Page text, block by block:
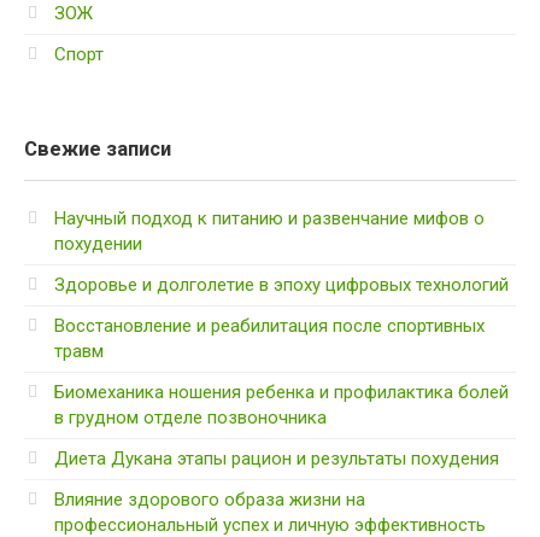
ЗОЖ
Спорт
Свежие записи
Научный подход к питанию и развенчание мифов о
похудении
Здоровье и долголетие в эпоху цифровых технологий
Восстановление и реабилитация после спортивных
травм
Биомеханика ношения ребенка и профилактика болей
в грудном отделе позвоночника
Диета Дукана этапы рацион и результаты похудения
Влияние здорового образа жизни на
профессиональный успех и личную эффективность